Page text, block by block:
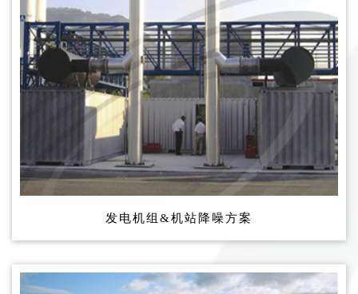
发电机组&机站降噪方案